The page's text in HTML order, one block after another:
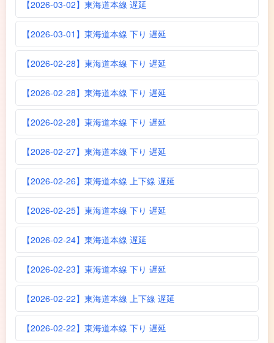
【2026-03-02】東海道本線 遅延
【2026-03-01】東海道本線 下り 遅延
【2026-02-28】東海道本線 下り 遅延
【2026-02-28】東海道本線 下り 遅延
【2026-02-28】東海道本線 下り 遅延
【2026-02-27】東海道本線 下り 遅延
【2026-02-26】東海道本線 上下線 遅延
【2026-02-25】東海道本線 下り 遅延
【2026-02-24】東海道本線 遅延
【2026-02-23】東海道本線 下り 遅延
【2026-02-22】東海道本線 上下線 遅延
【2026-02-22】東海道本線 下り 遅延